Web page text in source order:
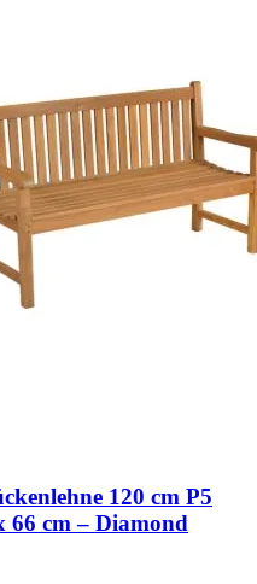
120 cm P5
66 cm – Diamond